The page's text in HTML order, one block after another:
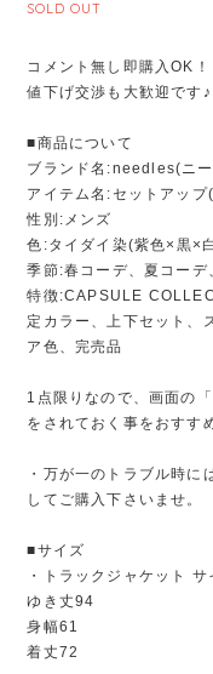
SOLD OUT
コメント無し即購入OK！
値下げ交渉も大歓迎です♪
■商品について
ブランド名:needles(ニ
アイテム名:セットアッ
性別:メンズ
色:タイダイ染(紫色×黒×
季節:春コーデ、夏コー
特徴:CAPSULE
定カラー、上下セット、
ア色、完売品
1点限りなので、画面の
をされておく事をおすす
・万が一のトラブル時に
してご購入下さいませ。
■サイズ
・トラックジャケット サ
ゆき丈94
身幅61
着丈72